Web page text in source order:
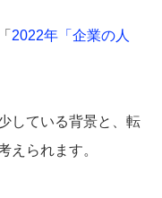
2022年「企業の人
している背景と、転
えられます。